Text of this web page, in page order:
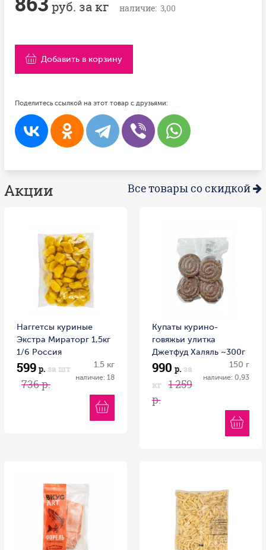
руб. за кг наличие: 3,00
Добавить в корзину
Поделитесь ссылкой на этот товар с друзьями:
Акции Все товары со скидкой
Наггетсы куриные
Экстра Мираторг 1,5кг
1/6 Россия
599 р. за шт
736 р.
1.5 кг
наличие: 18
Купаты курино-
говяжьи улитка
Джетфуд Халяль ~300г
Россия
990 р. за
кг
1 259
р.
150 г
наличие: 0,93